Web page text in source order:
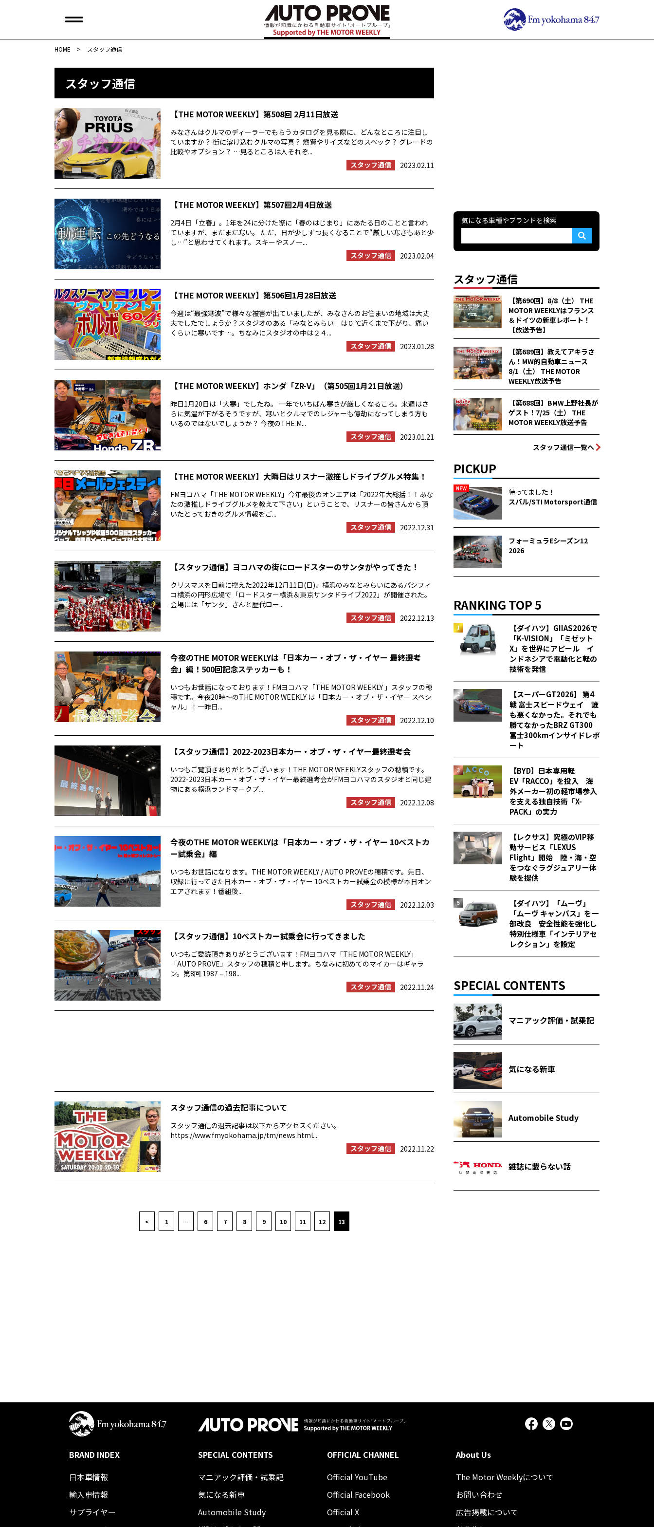
HOME > スタッフ通信
スタッフ通信
【THE MOTOR WEEKLY】第508回 2月11日放送
みなさんはクルマのディーラーでもらうカタログを見る際に、どんなところに注目し
ていますか？ 街に溶け込むクルマの写真？ 燃費やサイズなどのスペック？ グレードの
比較やオプション？ …見るところは人それぞ...
スタッフ通信
2023.02.11
【THE MOTOR WEEKLY】第507回2月4日放送
2月4日「立春」。1年を24に分けた際に「春のはじまり」にあたる日のことと言われ
ていますが、まだまだ寒い。 ただ、日が少しずつ長くなることで“厳しい寒さもあと少
し…”と思わせてくれます。スキーやスノー...
スタッフ通信
2023.02.04
【THE MOTOR WEEKLY】第506回1月28日放送
今週は“最強寒波”で様々な被害が出ていましたが、みなさんのお住まいの地域は大丈
夫でしたでしょうか？スタジオのある「みなとみらい」は０℃近くまで下がり、痛い
くらいに寒いです…。ちなみにスタジオの中は２４...
スタッフ通信
2023.01.28
【THE MOTOR WEEKLY】ホンダ「ZR-V」（第505回1月21日放送）
昨日1月20日は「大寒」でしたね。 一年でいちばん寒さが厳しくなるころ。来週はさ
らに気温が下がるそうですが、寒いとクルマでのレジャーも億劫になってしまう方も
いるのではないでしょうか？ 今夜のTHE M...
スタッフ通信
2023.01.21
【THE MOTOR WEEKLY】大晦日はリスナー激推しドライブグルメ特集！
FMヨコハマ「THE MOTOR WEEKLY」今年最後のオンエアは「2022年大総括！！あな
たの激推しドライブグルメを教えて下さい」ということで、リスナーの皆さんから頂
いたとっておきのグルメ情報をご...
スタッフ通信
2022.12.31
【スタッフ通信】ヨコハマの街にロードスターのサンタがやってきた！
クリスマスを目前に控えた2022年12月11日(日)、横浜のみなとみらいにあるパシフィ
コ横浜の円形広場で「ロードスター横浜＆東京サンタドライブ2022」が開催された。
会場には「サンタ」さんと歴代ロー...
スタッフ通信
2022.12.13
今夜のTHE MOTOR WEEKLYは「日本カー・オブ・ザ・イヤー 最終選考
会」編！500回記念ステッカーも！
いつもお世話になっております！FMヨコハマ「THE MOTOR WEEKLY 」スタッフの穂
積です。今夜20時〜のTHE MOTOR WEEKLY は「日本カー・オブ・ザ・イヤー スペシ
ャル」！一昨日...
スタッフ通信
2022.12.10
【スタッフ通信】2022-2023日本カー・オブ・ザ・イヤー最終選考会
いつもご覧頂きありがとうございます！THE MOTOR WEEKLYスタッフの穂積です。
2022-2023日本カー・オブ・ザ・イヤー最終選考会がFMヨコハマのスタジオと同じ建
物にある横浜ランドマークプ...
スタッフ通信
2022.12.08
今夜のTHE MOTOR WEEKLYは「日本カー・オブ・ザ・イヤー 10ベストカ
ー試乗会」編
いつもお世話になります。THE MOTOR WEEKLY / AUTO PROVEの穂積です。先日、
収録に行ってきた日本カー・オブ・ザ・イヤー 10ベストカー試乗会の模様が本日オン
エアされます！番組後...
スタッフ通信
2022.12.03
【スタッフ通信】10ベストカー試乗会に行ってきました
いつもご愛読頂きありがとうございます！FMヨコハマ「THE MOTOR WEEKLY」
「AUTO PROVE」スタッフの穂積と申します。ちなみに初めてのマイカーはギャラ
ン。第8回 1987 – 198...
スタッフ通信
2022.11.24
スタッフ通信の過去記事について
スタッフ通信の過去記事は以下からアクセスください。
https://www.fmyokohama.jp/tm/news.html...
スタッフ通信
2022.11.22
< 1 … 6 7 8 9 10 11 12 13
気になる車種やブランドを検索
スタッフ通信
【第690回】8/8（土） THE
MOTOR WEEKLYはフランス
＆ドイツの新車レポート！
【放送予告】
【第689回】教えてアキラさ
ん！MW的自動車ニュース
8/1（土） THE MOTOR
WEEKLY放送予告
【第688回】BMW上野社長が
ゲスト！7/25（土） THE
MOTOR WEEKLY放送予告
スタッフ通信一覧へ
PICKUP
NEW
待ってました！
スバル/STI Motorsport通信
フォーミュラEシーズン12
2026
RANKING TOP 5
【ダイハツ】GIIAS2026で
「K-VISION」「ミゼット
X」を世界にアピール イ
ンドネシアで電動化と軽の
技術を発信
【スーパーGT2026】 第4
戦 富士スピードウェイ 誰
も悪くなかった。それでも
勝てなかった――BRZ GT300
富士300kmインサイドレポ
ート
【BYD】日本専用軽
EV「RACCO」を投入 海
外メーカー初の軽市場参入
を支える独自技術「X-
PACK」の実力
【レクサス】究極のVIP移
動サービス「LEXUS
Flight」開始 陸・海・空
をつなぐラグジュアリー体
験を提供
【ダイハツ】「ムーヴ」
「ムーヴ キャンバス」を一
部改良 安全性能を強化し
特別仕様車「インテリアセ
レクション」を設定
SPECIAL CONTENTS
マニアック評価・試乗記
気になる新車
Automobile Study
雑誌に載らない話
BRAND INDEX
日本車情報​
輸入車情報
サプライヤー
SPECIAL CONTENTS
マニアック評価・試乗記
気になる新車
Automobile Study
OFFICIAL CHANNEL
Official YouTube
Official Facebook
Official X
About Us
The Motor Weeklyについて
お問い合わせ
広告掲載について